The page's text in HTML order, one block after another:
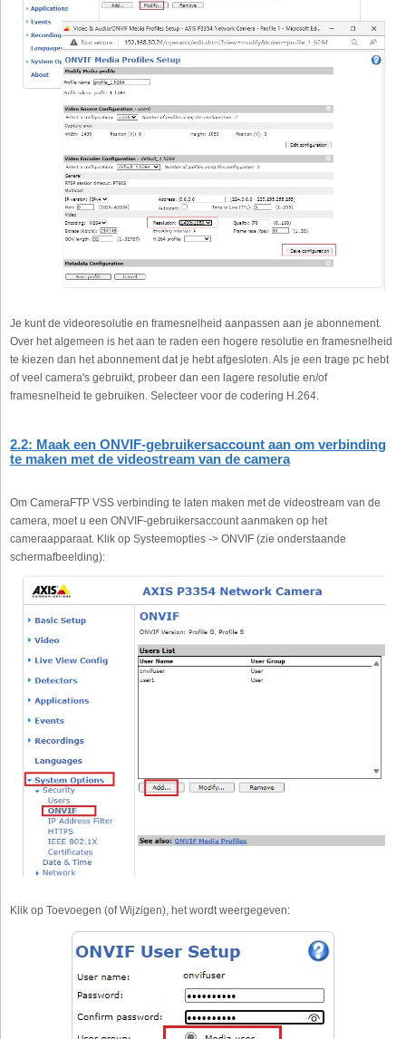
Je kunt de videoresolutie en framesnelheid aanpassen aan je abonnement.
Over het algemeen is het aan te raden een hogere resolutie en framesnelheid
te kiezen dan het abonnement dat je hebt afgesloten. Als je een trage pc hebt
of veel camera's gebruikt, probeer dan een lagere resolutie en/of
framesnelheid te gebruiken. Selecteer voor de codering H.264.
2.2: Maak een ONVIF-gebruikersaccount aan om verbinding
te maken met de videostream van de camera
Om CameraFTP VSS verbinding te laten maken met de videostream van de
camera, moet u een ONVIF-gebruikersaccount aanmaken op het
cameraapparaat. Klik op Systeemopties -> ONVIF (zie onderstaande
schermafbeelding):
Klik op Toevoegen (of Wijzigen), het wordt weergegeven: